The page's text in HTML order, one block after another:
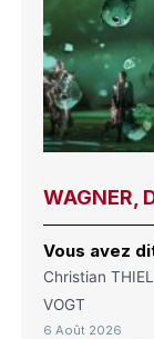
WAGNER,
Vous avez
Christian
VOGT
6 Août 2026